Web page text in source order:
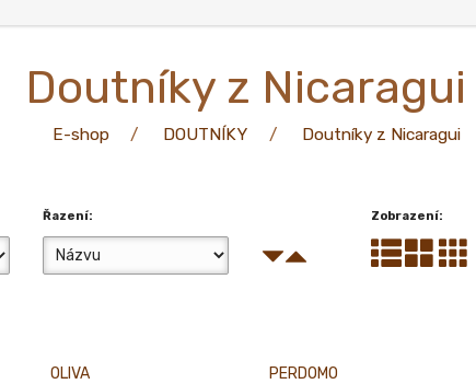
Velkoobchody
Doutníky z Nicaragui
E-shop DOUTNÍKY Doutníky z Nicaragui
Řazení:
Zobrazení:
OLIVA PERDOMO